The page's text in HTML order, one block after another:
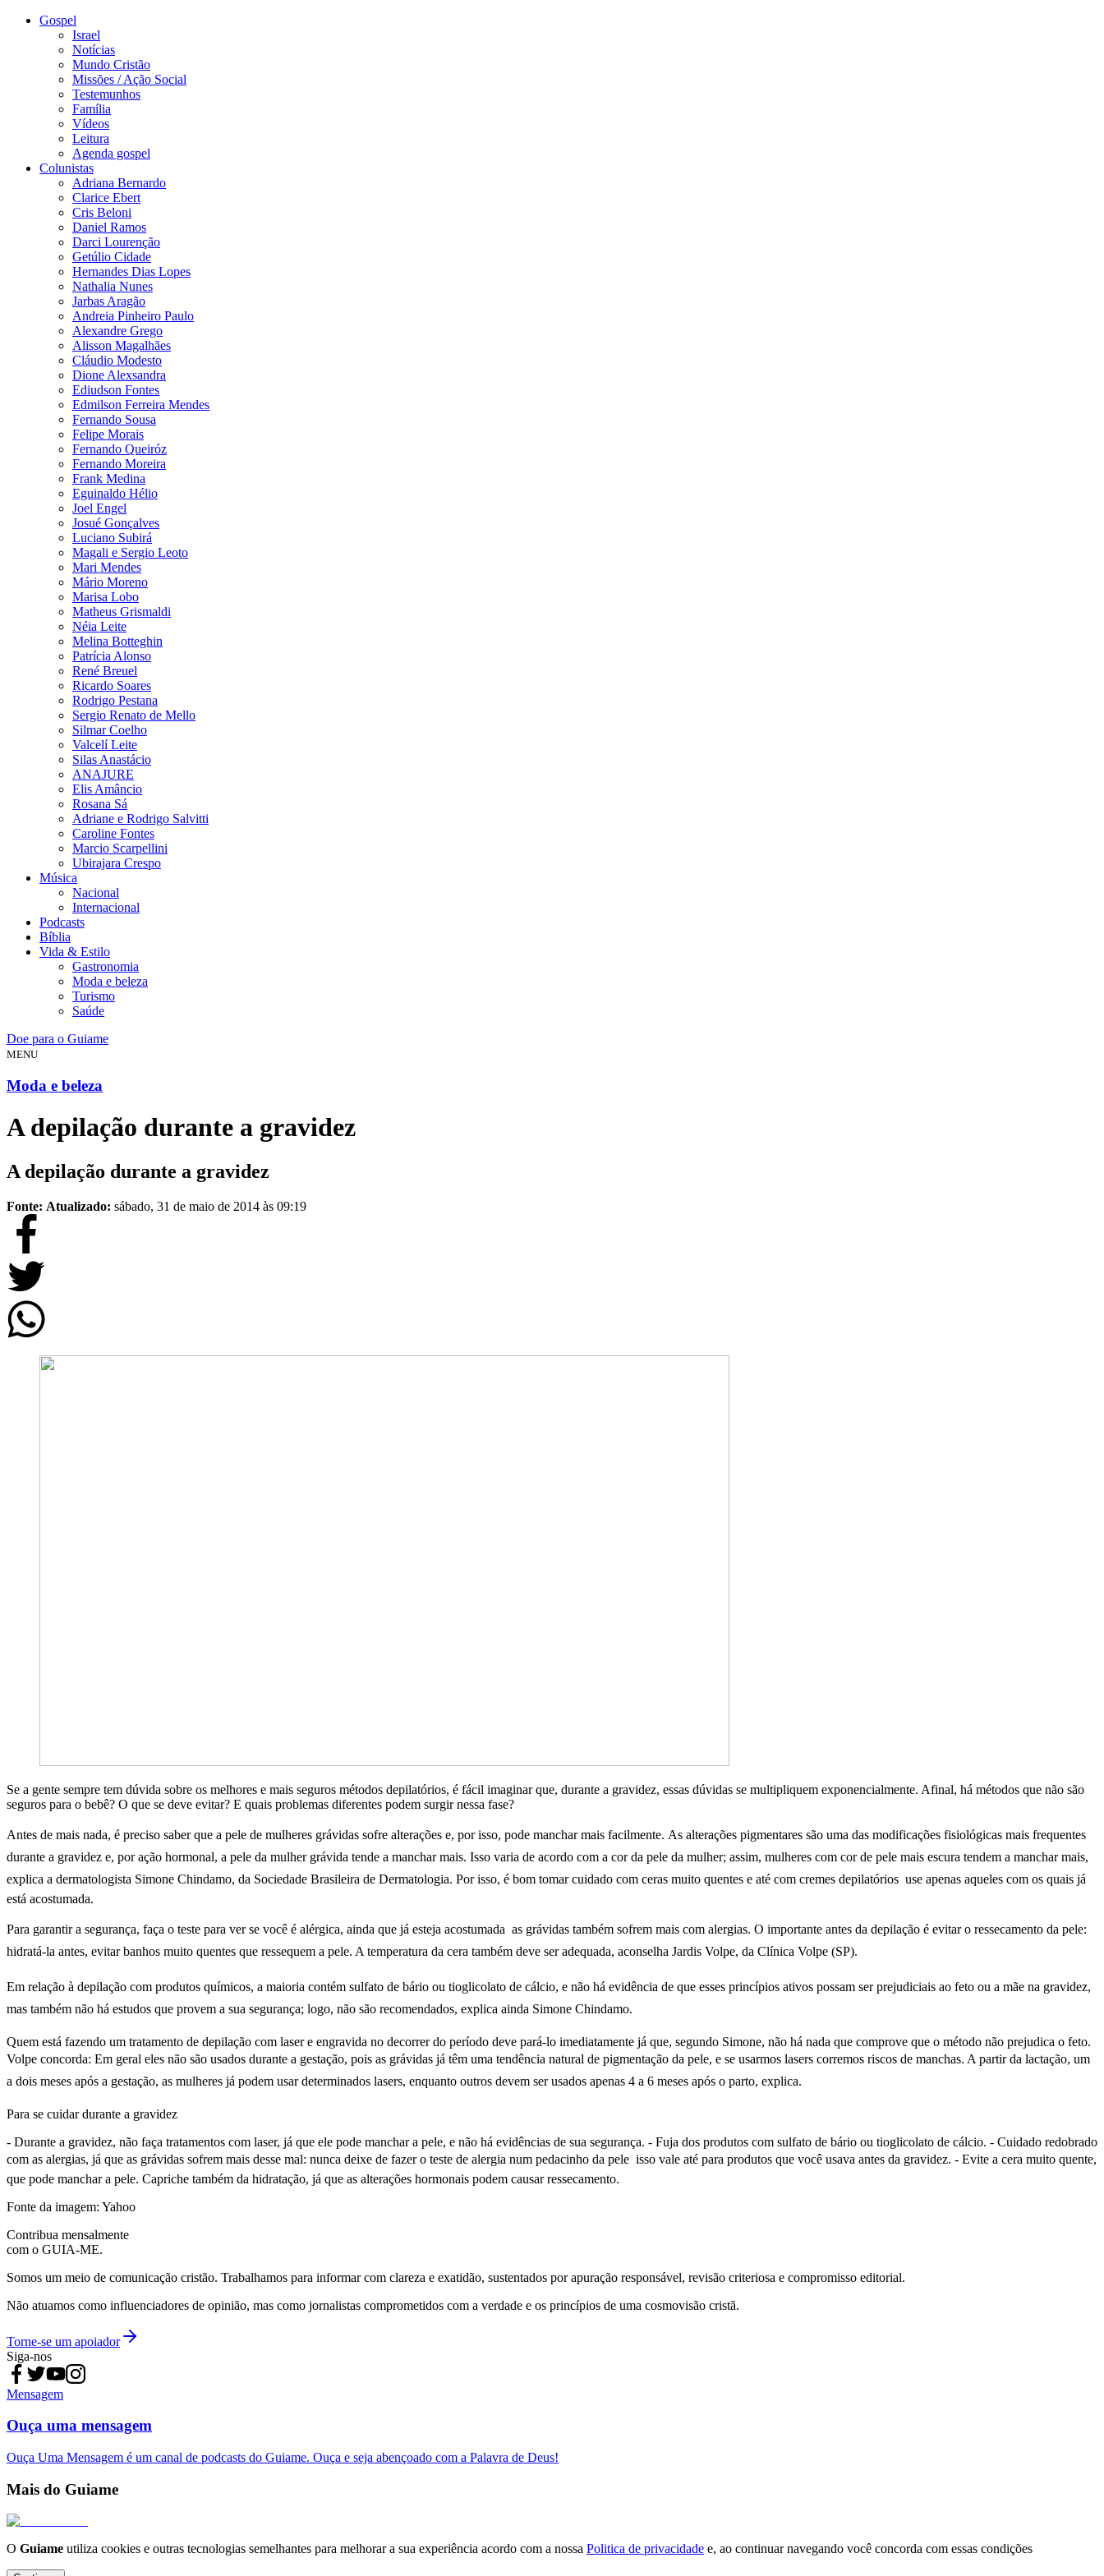
Gospel
Israel
Notícias
Mundo Cristão
Missões / Ação Social
Testemunhos
Família
Vídeos
Leitura
Agenda gospel
Colunistas
Adriana Bernardo
Clarice Ebert
Cris Beloni
Daniel Ramos
Darci Lourenção
Getúlio Cidade
Hernandes Dias Lopes
Nathalia Nunes
Jarbas Aragão
Andreia Pinheiro Paulo
Alexandre Grego
Alisson Magalhães
Cláudio Modesto
Dione Alexsandra
Ediudson Fontes
Edmilson Ferreira Mendes
Fernando Sousa
Felipe Morais
Fernando Queiróz
Fernando Moreira
Frank Medina
Eguinaldo Hélio
Joel Engel
Josué Gonçalves
Luciano Subirá
Magali e Sergio Leoto
Mari Mendes
Mário Moreno
Marisa Lobo
Matheus Grismaldi
Néia Leite
Melina Botteghin
Patrícia Alonso
René Breuel
Ricardo Soares
Rodrigo Pestana
Sergio Renato de Mello
Silmar Coelho
Valcelí Leite
Silas Anastácio
ANAJURE
Elis Amâncio
Rosana Sá
Adriane e Rodrigo Salvitti
Caroline Fontes
Marcio Scarpellini
Ubirajara Crespo
Música
Nacional
Internacional
Podcasts
Bíblia
Vida & Estilo
Gastronomia
Moda e beleza
Turismo
Saúde
Doe para o Guiame
MENU
Moda e beleza
A depilação durante a gravidez
A depilação durante a gravidez
Fonte: Atualizado: sábado, 31 de maio de 2014 às 09:19
Se a gente sempre tem dúvida sobre os melhores e mais seguros métodos depilatórios, é fácil imaginar que, durante a gravidez, essas dúvidas se multipliquem exponencialmente. Afinal, há métodos que não são
seguros para o bebê? O que se deve evitar? E quais problemas diferentes podem surgir nessa fase?
Antes de mais nada, é preciso saber que a pele de mulheres grávidas sofre alterações e, por isso, pode manchar mais facilmente. As alterações pigmentares são uma das modificações fisiológicas mais frequentes
durante a gravidez e, por ação hormonal, a pele da mulher grávida tende a manchar mais. Isso varia de acordo com a cor da pele da mulher; assim, mulheres com cor de pele mais escura tendem a manchar mais,
explica a dermatologista Simone Chindamo, da Sociedade Brasileira de Dermatologia. Por isso, é bom tomar cuidado com ceras muito quentes e até com cremes depilatórios  use apenas aqueles com os quais já
está acostumada.
Para garantir a segurança, faça o teste para ver se você é alérgica, ainda que já esteja acostumada  as grávidas também sofrem mais com alergias. O importante antes da depilação é evitar o ressecamento da pele:
hidratá-la antes, evitar banhos muito quentes que ressequem a pele. A temperatura da cera também deve ser adequada, aconselha Jardis Volpe, da Clínica Volpe (SP).
Em relação à depilação com produtos químicos, a maioria contém sulfato de bário ou tioglicolato de cálcio, e não há evidência de que esses princípios ativos possam ser prejudiciais ao feto ou a mãe na gravidez,
mas também não há estudos que provem a sua segurança; logo, não são recomendados, explica ainda Simone Chindamo.
Quem está fazendo um tratamento de depilação com laser e engravida no decorrer do período deve pará-lo imediatamente já que, segundo Simone, não há nada que comprove que o método não prejudica o feto.
Volpe concorda: Em geral eles não são usados durante a gestação, pois as grávidas já têm uma tendência natural de pigmentação da pele, e se usarmos lasers corremos riscos de manchas. A partir da lactação, um
a dois meses após a gestação, as mulheres já podem usar determinados lasers, enquanto outros devem ser usados apenas 4 a 6 meses após o parto, explica.
Para se cuidar durante a gravidez
- Durante a gravidez, não faça tratamentos com laser, já que ele pode manchar a pele, e não há evidências de sua segurança. - Fuja dos produtos com sulfato de bário ou tioglicolato de cálcio. - Cuidado redobrado
com as alergias, já que as grávidas sofrem mais desse mal: nunca deixe de fazer o teste de alergia num pedacinho da pele  isso vale até para produtos que você usava antes da gravidez. - Evite a cera muito quente,
que pode manchar a pele. Capriche também da hidratação, já que as alterações hormonais podem causar ressecamento.
Fonte da imagem: Yahoo
Contribua mensalmente
com o GUIA-ME.
Somos um meio de comunicação cristão. Trabalhamos para informar com clareza e exatidão, sustentados por apuração responsável, revisão criteriosa e compromisso editorial.
Não atuamos como influenciadores de opinião, mas como jornalistas comprometidos com a verdade e os princípios de uma cosmovisão cristã.
Torne-se um apoiador
Siga-nos
Mensagem
Ouça uma mensagem
Ouça Uma Mensagem é um canal de podcasts do Guiame. Ouça e seja abençoado com a Palavra de Deus!
Mais do Guiame
O Guiame utiliza cookies e outras tecnologias semelhantes para melhorar a sua experiência acordo com a nossa Politica de privacidade e, ao continuar navegando você concorda com essas condições